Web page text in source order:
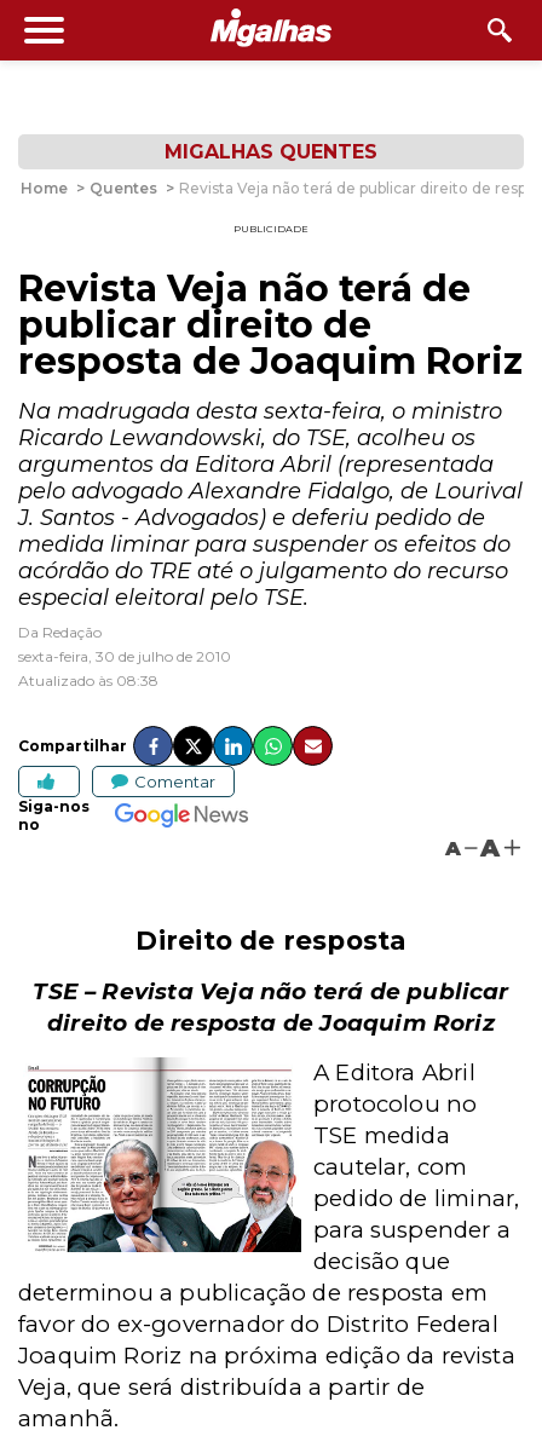
MIGALHAS QUENTES
Home > Quentes > Revista Veja não terá de publicar direito de
PUBLICIDADE
Revista Veja não terá de
publicar direito de
resposta de Joaquim Roriz
Na madrugada desta sexta-feira, o ministro
Ricardo Lewandowski, do TSE, acolheu os
argumentos da Editora Abril (representada
pelo advogado Alexandre Fidalgo, de Lourival
J. Santos - Advogados) e deferiu pedido de
medida liminar para suspender os efeitos do
acórdão do TRE até o julgamento do recurso
especial eleitoral pelo TSE.
Da Redação
sexta-feira, 30 de julho de 2010
Atualizado às 08:38
Compartilhar
Comentar
Siga-nos
no
A A
Direito de resposta
TSE – Revista Veja não terá de publicar
direito de resposta de Joaquim Roriz
A Editora Abril
protocolou no
TSE medida
cautelar, com
pedido de liminar,
para suspender a
decisão que
determinou a publicação de resposta em
favor do ex-governador do Distrito Federal
Joaquim Roriz na próxima edição da revista
Veja, que será distribuída a partir de
amanhã.